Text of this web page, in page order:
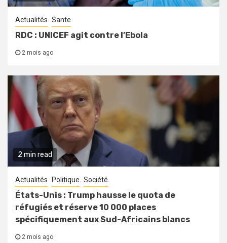
Actualités Sante
RDC : UNICEF agit contre l’Ebola
2 mois ago
2 min read
Actualités Politique Société
États-Unis : Trump hausse le quota de
réfugiés et réserve 10 000 places
spécifiquement aux Sud-Africains blancs
2 mois ago